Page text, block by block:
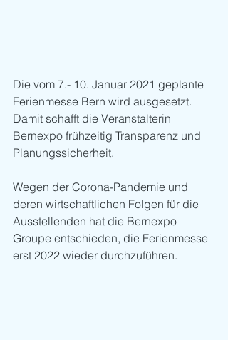
Die vom 7.- 10. Januar 2021 geplante
Ferienmesse Bern wird ausgesetzt.
Damit schafft die Veranstalterin
Bernexpo frühzeitig Transparenz und
Planungssicherheit.
Wegen der Corona-Pandemie und
deren wirtschaftlichen Folgen für die
Ausstellenden hat die Bernexpo
Groupe entschieden, die Ferienmesse
erst 2022 wieder durchzuführen.